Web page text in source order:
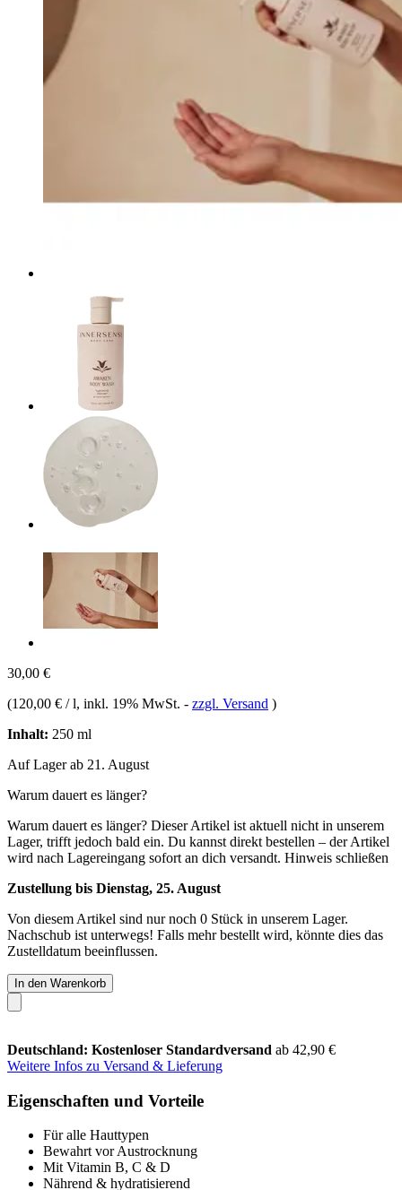
30,00 €
(120,00 € / l, inkl. 19% MwSt. - zzgl. Versand )
Inhalt: 250 ml
Auf Lager ab 21. August
Warum dauert es länger?
Warum dauert es länger? Dieser Artikel ist aktuell nicht in unserem
Lager, trifft jedoch bald ein. Du kannst direkt bestellen – der Artikel
wird nach Lagereingang sofort an dich versandt. Hinweis schließen
Zustellung bis Dienstag, 25. August
Von diesem Artikel sind nur noch 0 Stück in unserem Lager.
Nachschub ist unterwegs! Falls mehr bestellt wird, könnte dies das
Zustelldatum beeinflussen.
In den Warenkorb
Deutschland: Kostenloser Standardversand ab 42,90 €
Weitere Infos zu Versand & Lieferung
Eigenschaften und Vorteile
Für alle Hauttypen
Bewahrt vor Austrocknung
Mit Vitamin B, C & D
Nährend & hydratisierend